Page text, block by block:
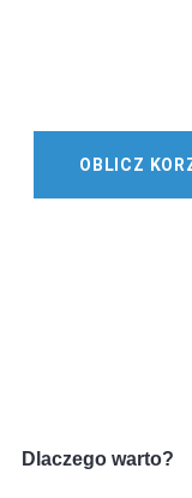
OBLICZ
Dlaczego warto?